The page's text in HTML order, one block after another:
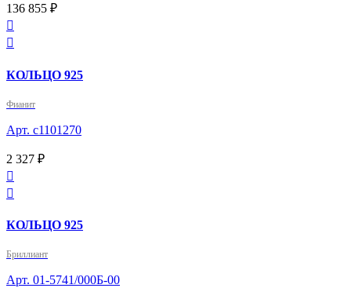
136 855 ₽


КОЛЬЦО 925
Фианит
Арт. с1101270
2 327 ₽


КОЛЬЦО 925
Бриллиант
Арт. 01-5741/000Б-00